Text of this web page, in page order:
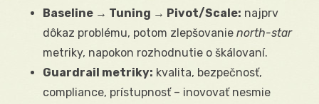
Baseline → Tuning → Pivot/Scale: najprv
dôkaz problému, potom zlepšovanie north-star
metriky, napokon rozhodnutie o škálovaní.
Guardrail metriky: kvalita, bezpečnosť,
compliance, prístupnosť – inovovať nesmie